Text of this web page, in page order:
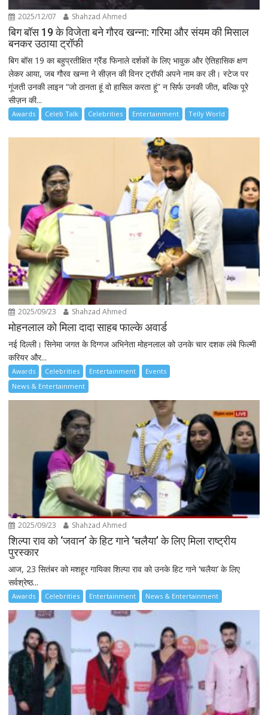
2025/12/07 Shahzad Ahmed
बिग बॉस 19 के विजेता बने गौरव खन्ना: गरिमा और संयम की मिसाल
बनकर उठाया ट्रॉफी
बिग बॉस 19 का बहुप्रतीक्षित ग्रैंड फिनाले दर्शकों के लिए भावुक और ऐतिहासिक क्षण
लेकर आया, जब गौरव खन्ना ने सीज़न की विनर ट्रॉफी अपने नाम कर ली। स्टेज पर
गूंजती उनकी लाइन “जो ठानता हूं वो हासिल करता हूं” न सिर्फ उनकी जीत, बल्कि पूरे
सीज़न की...
Awards Celeb Talk Celebrities Entertainment Telly World
2025/09/23 Shahzad Ahmed
मोहनलाल को मिला दादा साहब फाल्के अवार्ड
नई दिल्ली। सिनेमा जगत के दिग्गज अभिनेता मोहनलाल को उनके चार दशक लंबे फिल्मी
करियर और...
Awards Celebrities Entertainment
Events
News & Entertainment
2025/09/23 Shahzad Ahmed
शिल्पा राव को ‘जवान’ के हिट गाने ‘चलैया’ के लिए मिला राष्ट्रीय
पुरस्कार
आज, 23 सितंबर को मशहूर गायिका शिल्पा राव को उनके हिट गाने ‘चलैया’ के लिए
सर्वश्रेष्ठ...
Awards Celebrities Entertainment News & Entertainment